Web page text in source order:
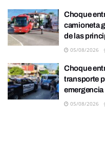
Choque
camioneta
de las
05/08/2026
Choque
transporte
emergencia
05/08/2026